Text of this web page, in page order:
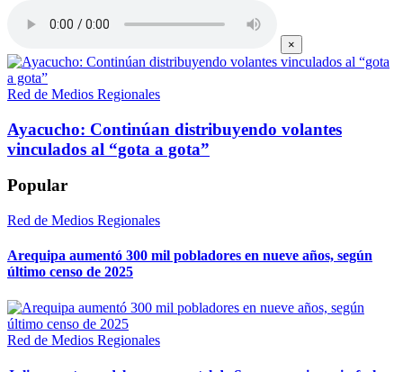
×
Red de Medios Regionales
Ayacucho: Continúan distribuyendo volantes
vinculados al “gota a gota”
Popular
Red de Medios Regionales
Arequipa aumentó 300 mil pobladores en nueve años, según
último censo de 2025
Red de Medios Regionales